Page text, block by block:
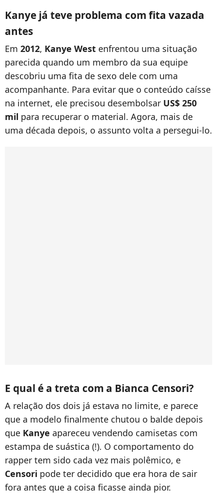
Kanye já teve problema com fita vazada
antes
Em 2012, Kanye West enfrentou uma situação
parecida quando um membro da sua equipe
descobriu uma fita de sexo dele com uma
acompanhante. Para evitar que o conteúdo caísse
na internet, ele precisou desembolsar US$ 250
mil para recuperar o material. Agora, mais de
uma década depois, o assunto volta a persegui-lo.
E qual é a treta com a Bianca Censori?
A relação dos dois já estava no limite, e parece
que a modelo finalmente chutou o balde depois
que Kanye apareceu vendendo camisetas com
estampa de suástica (!). O comportamento do
rapper tem sido cada vez mais polêmico, e
Censori pode ter decidido que era hora de sair
fora antes que a coisa ficasse ainda pior.